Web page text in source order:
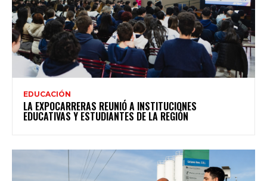
EDUCACIÓN
LA EXPOCARRERAS REUNIÓ A INSTITUCIONES
EDUCATIVAS Y ESTUDIANTES DE LA REGIÓN